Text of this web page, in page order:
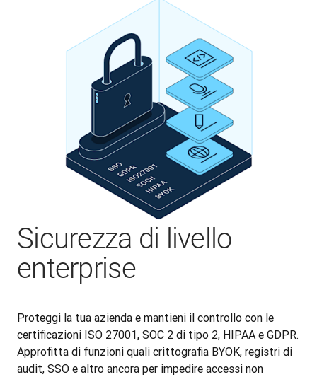
Sicurezza di livello
enterprise
Proteggi la tua azienda e mantieni il controllo con le
certificazioni ISO 27001, SOC 2 di tipo 2, HIPAA e GDPR.
Approfitta di funzioni quali crittografia BYOK, registri di
audit, SSO e altro ancora per impedire accessi non